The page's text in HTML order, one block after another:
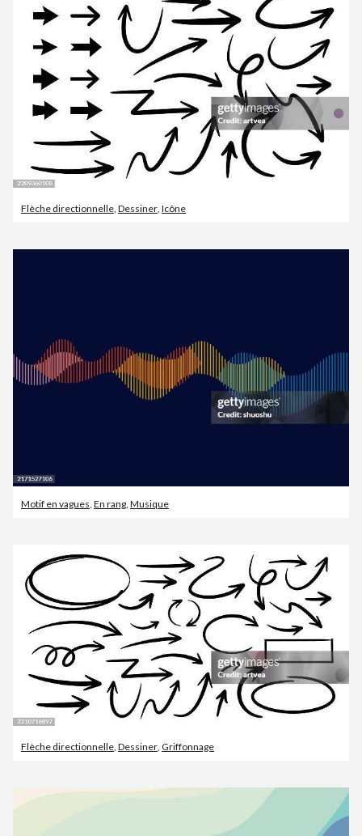
Flèche directionnelle Dessiner Icône
Motif en vagues, En rang, Musique
Flèche directionnelle, Dessiner, Griffonnage